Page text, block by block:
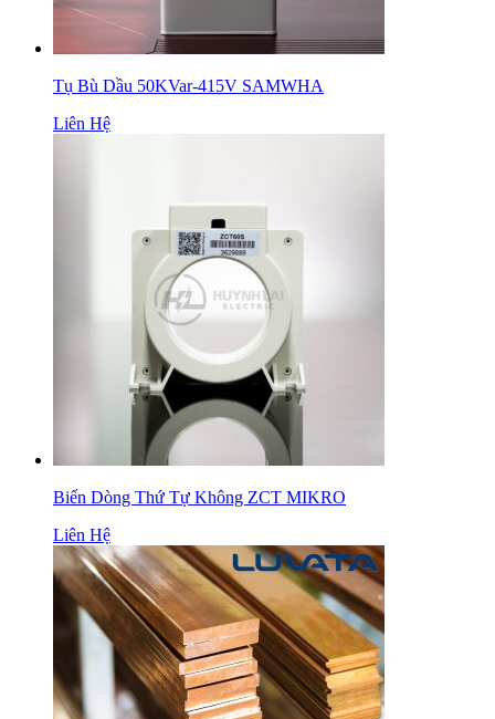
Tụ Bù Dầu 50KVar-415V SAMWHA
Liên Hệ
Biến Dòng Thứ Tự Không ZCT MIKRO
Liên Hệ